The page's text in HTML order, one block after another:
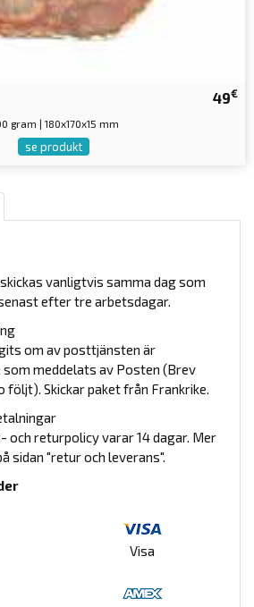
49€
gram | 180x170x15 mm
se produkt
vanligtvis samma dag som
efter tre arbetsdagar.
om av posttjänsten är
meddelats av Posten (Brev
följt). Skickar paket från Frankrike.
och returpolicy varar 14 dagar. Mer
sidan "retur och leverans".
Visa